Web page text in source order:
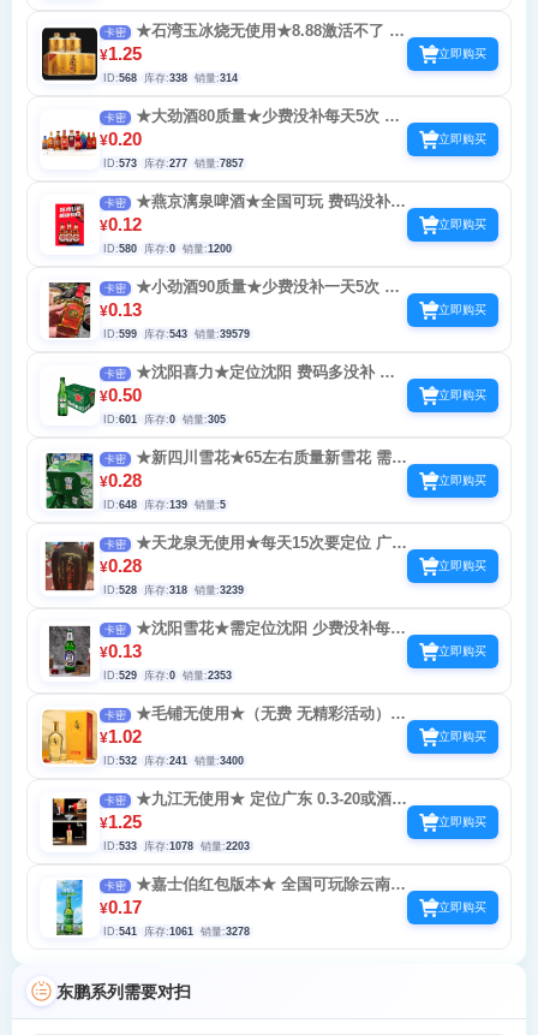
卡密
★石湾玉冰烧无使用★8.88激活不了 要
买废品货激活 定位广东海南广西江西赣州交
流群有回收
¥1.25
ID:568 库存:338 销量:314
立即购买
卡密
★大劲酒80质量★少费没补每天5次 120
积分 积分兑换实物
¥0.20
ID:573 库存:277 销量:7857
立即购买
卡密
★燕京漓泉啤酒★全国可玩 费码没补
一天24次 啤酒 手机 实物
¥0.12
ID:580 库存:0 销量:1200
立即购买
卡密
★小劲酒90质量★少费没补一天5次 劲
有家小程序 玩庄园游戏和签到0.88-1.88-2.88
可解锁
¥0.13
ID:599 库存:543 销量:39579
立即购买
卡密
★沈阳喜力★定位沈阳 费码多没补 不
必中 每天5次
¥0.50
ID:601 库存:0 销量:305
立即购买
卡密
★新四川雪花★65左右质量新雪花 需要
定位四川每天12次0.58-1.2-2.8-3.8--6.8-10.8
行酒令一号一IP间隔一分钟 不可小程序里扫
需定位会定位的玩
¥0.28
ID:648 库存:139 销量:5
立即购买
卡密
★天龙泉无使用★每天15次要定位 广东
¥0.28
ID:528 库存:318 销量:3239
立即购买
卡密
★沈阳雪花★需定位沈阳 少费没补每天
40次0.38-3.88-8.88-88
¥0.13
ID:529 库存:0 销量:2353
立即购买
卡密
★毛铺无使用★（无费 无精彩活动）
周五会员日双倍积分 积分可以兑换会员
¥1.02
ID:532 库存:241 销量:3400
立即购买
卡密
★九江无使用★ 定位广东 0.3-20或酒实
物等 不必中 酒交流群有回收
¥1.25
ID:533 库存:1078 销量:2203
立即购买
卡密
★嘉士伯红包版本★ 全国可玩除云南
高质量 少费没补0.36 3.66 金牌 一天12次 一
个月只中24次
¥0.17
ID:541 库存:1061 销量:3278
立即购买
东鹏系列需要对扫